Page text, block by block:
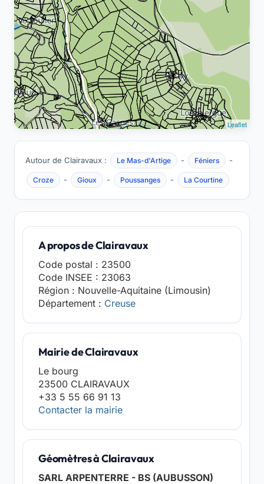
Leaflet
Autour de Clairavaux : Le Mas-d'Artige - Féniers -
Croze - Gioux - Poussanges - La Courtine
A propos de Clairavaux
Code postal : 23500
Code INSEE : 23063
Région : Nouvelle-Aquitaine (Limousin)
Département : Creuse
Mairie de Clairavaux
Le bourg
23500 CLAIRAVAUX
+33 5 55 66 91 13
Contacter la mairie
Géomètres à Clairavaux
SARL ARPENTERRE - BS (AUBUSSON)